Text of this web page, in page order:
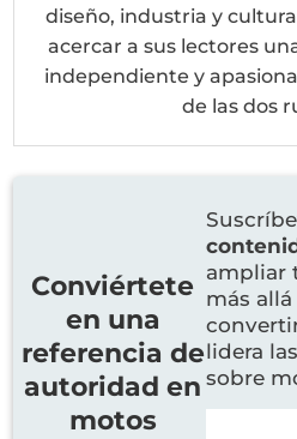
diseño, industria y
acercar a sus lectores
independiente y
de las dos
Conviértete
en una
referencia de
autoridad en
motos
ampliar
más
lidera
sobre